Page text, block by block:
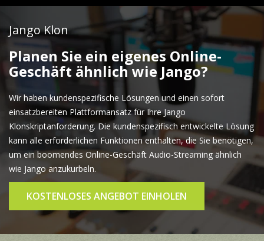
Jango Klon
Planen Sie ein eigenes Online-
Geschäft ähnlich wie Jango?
Wir haben kundenspezifische Lösungen und einen sofort
einsatzbereiten Plattformansatz für Ihre Jango
Klonskriptanforderung. Die kundenspezifisch entwickelte Lösung
kann alle erforderlichen Funktionen enthalten, die Sie benötigen,
um ein boomendes Online-Geschäft Audio-Streaming ähnlich
wie Jango anzukurbeln.
KOSTENLOSES ANGEBOT EINHOLEN